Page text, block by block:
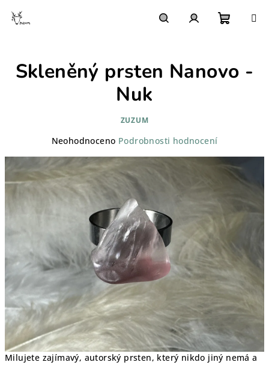
košík
Milujete zajímavý, autorský prsten, který nikdo jiný nemá a
Skleněný prsten Nanovo -
Nuk
ZUZUM
Průměrné
produktu
je
0,0
z
hvězdiček.
Neohodnoceno Podrobnosti hodnocení